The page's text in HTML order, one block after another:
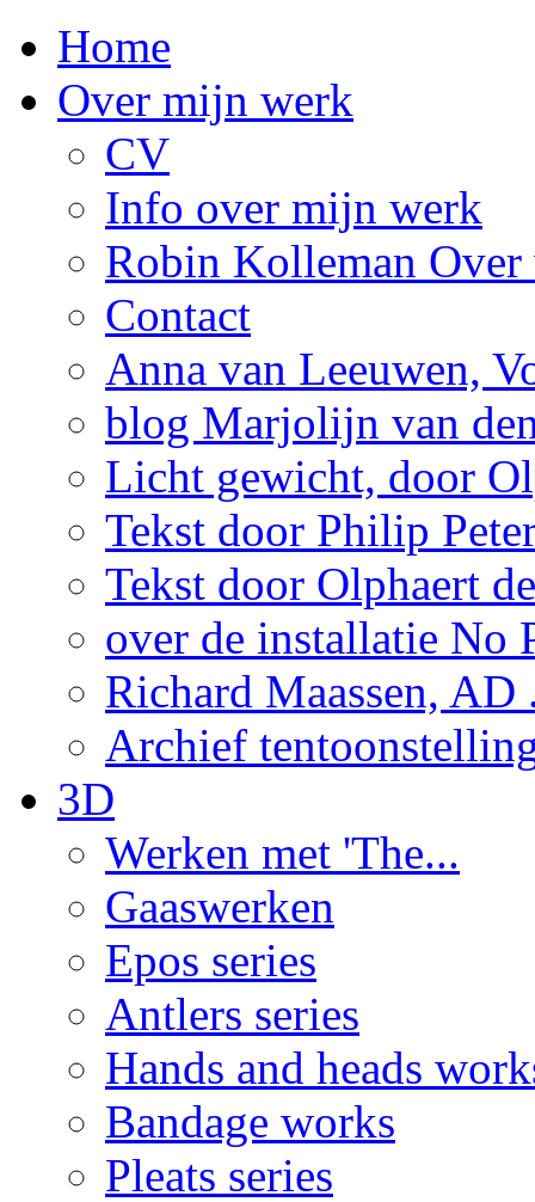
Home
Over mijn werk
CV
Info over mijn werk
Robin Kolleman
Contact
Anna van Leeuwen,
blog Marjolijn van
Licht gewicht, door
Tekst door Philip
Tekst door Olphaert
over de installatie No
Richard Maassen, AD
Archief
3D
Werken met 'The...
Gaaswerken
Epos series
Antlers series
Hands and heads
Bandage works
Pleats series